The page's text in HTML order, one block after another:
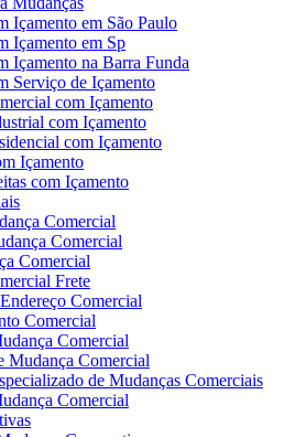
Içamento em São Paulo
Içamento em Sp
Içamento na Barra Funda
Serviço de Içamento
com Içamento
com Içamento
com Içamento
Içamento
com Içamento
Comercial
Comercial
Comercial
Frete
Comercial
Comercial
Comercial
Mudança Comercial
de Mudanças Comerciais
Comercial